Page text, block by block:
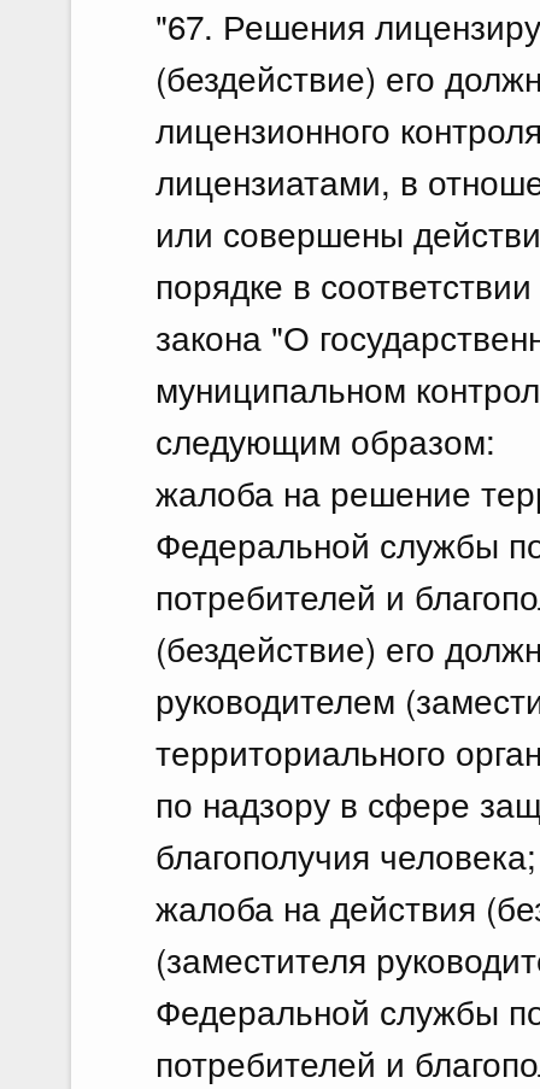
"67. Решения
(бездействие) его
лицензионного
лицензиатами, в
или совершены
порядке в
закона "О
муниципальном
следующим образом:
жалоба на решение
Федеральной службы
потребителей и
(бездействие) его
руководителем
территориального
по надзору в сфере
благополучия человека;
жалоба на действия
(заместителя
Федеральной службы
потребителей и